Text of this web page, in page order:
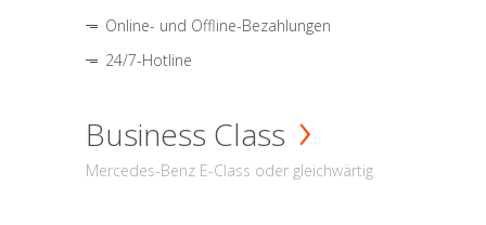
Online- und Offline-Bezahlungen
24/7-Hotline
Business Class
Mercedes-Benz E-Class oder gleichwärtig